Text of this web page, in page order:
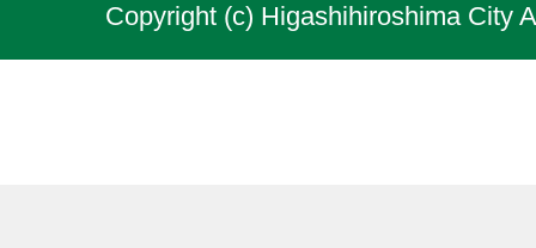
Copyright (c) Higashihiroshima City